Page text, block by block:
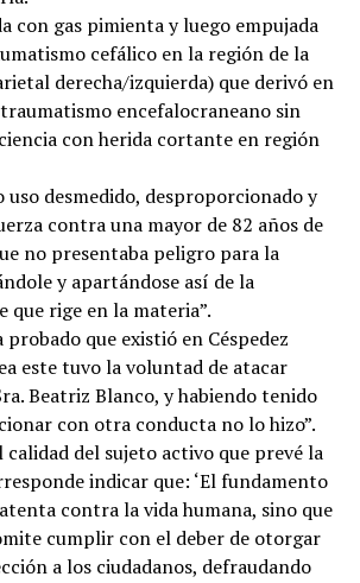
con gas pimienta y luego empujada
cefálico en la región de la
derecha/izquierda) que derivó en
encefalocraneano sin
con herida cortante en región
uso desmedido, desproporcionado y
contra una mayor de 82 años de
no presentaba peligro para la
y apartándose así de la
que rige en la materia”.
que existió en Céspedez
este tuvo la voluntad de atacar
Beatriz Blanco, y habiendo tenido
con otra conducta no lo hizo”.
calidad del sujeto activo que prevé la
indicar que: ‘El fundamento
contra la vida humana, sino que
cumplir con el deber de otorgar
a los ciudadanos, defraudando